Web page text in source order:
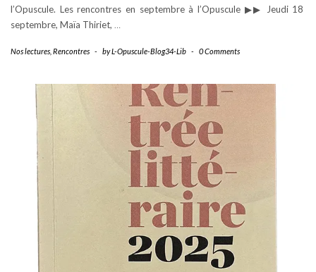
l’Opuscule. Les rencontres en septembre à l’Opuscule ▶︎▶︎ Jeudi 18
septembre, Maïa Thiriet, …
Nos lectures Rencontres - byL-Opuscule-Blog34-Lib - 0 Comments